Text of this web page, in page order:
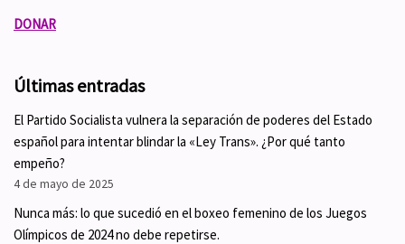
DONAR
Últimas entradas
El Partido Socialista vulnera la separación de poderes del Estado
español para intentar blindar la «Ley Trans». ¿Por qué tanto
empeño?
4 de mayo de 2025
Nunca más: lo que sucedió en el boxeo femenino de los Juegos
Olímpicos de 2024 no debe repetirse.